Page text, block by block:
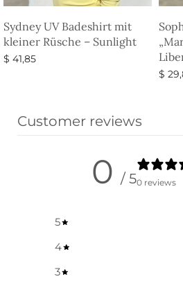
Sydney UV Badeshirt mit
kleiner Rüsche – Sunlight
$ 41,85
$
Customer reviews
0 / 50 reviews
5
4
3